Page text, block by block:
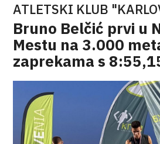
ATLETSKI KLUB
Bruno Belčić prvi u
Mestu na 3.000
zaprekama s